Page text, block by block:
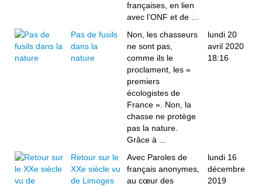
françaises, en lien
avec l’ONF et de ...
Pas de fusils
dans la
nature
Non, les chasseurs
ne sont pas,
comme ils le
proclament, les «
premiers
écologistes de
France ». Non, la
chasse ne protège
pas la nature.
Grâce à ...
lundi 20
avril 2020
18:16
Retour sur le
XXe siècle vu
de Limoges
Avec Paroles de
français anonymes,
au cœur des
lundi 16
décembre
2019